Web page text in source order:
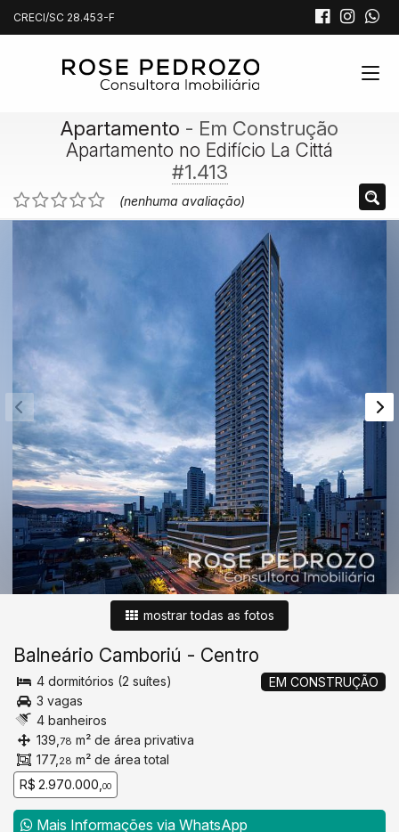
CRECI/SC 28.453-F
Apartamento - Em Construção
Apartamento no Edifício La Cittá
#1.413
(nenhuma avaliação)
mostrar todas as fotos
Balneário Camboriú - Centro
EM CONSTRUÇÃO
4 dormitórios (2 suítes)
3 vagas
4 banheiros
139, 78 m² de área privativa
177, 28 m² de área total
R$ 2.970.000, 00
Mais Informações via WhatsApp